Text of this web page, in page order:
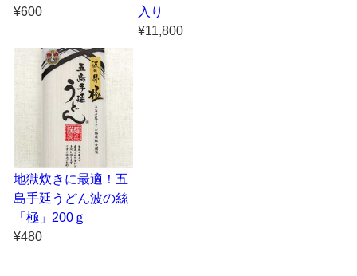
¥600
入り
¥11,800
地獄炊きに最適！五
島手延うどん波の絲
「極」200ｇ
¥480